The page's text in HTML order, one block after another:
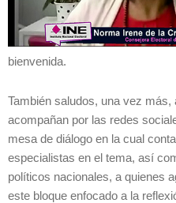
bienvenida.
También saludos, una vez
acompañan por las redes
mesa de diálogo en la cual
especialistas en el tema, así
políticos nacionales, a quienes
este bloque enfocado a la